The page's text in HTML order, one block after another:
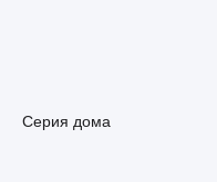
Серия дома